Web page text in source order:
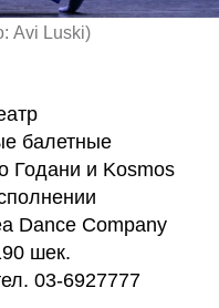
Avi Luski)
Тель-Авив, Оперный театр
балетные
Годани и Kosmos
03-6927777